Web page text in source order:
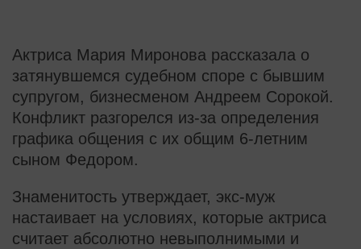
Актриса Мария Миронова рассказала о
затянувшемся судебном споре с бывшим
супругом, бизнесменом Андреем Сорокой.
Конфликт разгорелся из-за определения
графика общения с их общим 6-летним
сыном Федором.
Знаменитость утверждает, экс-муж
настаивает на условиях, которые актриса
считает абсолютно невыполнимыми и